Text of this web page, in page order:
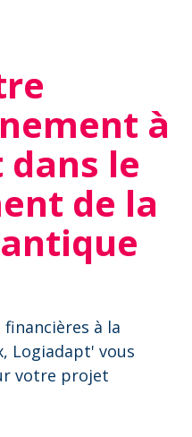
à
dans le
de la
financières à la
Logiadapt' vous
votre projet